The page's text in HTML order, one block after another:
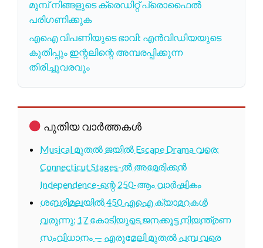
മുമ്പ് നിങ്ങളുടെ ക്രെഡിറ്റ് പ്രൊഫൈൽ
പരിഗണിക്കുക
എഐ വിപണിയുടെ ഭാവി: എൻവിഡിയയുടെ
കുതിപ്പും ഇന്റലിന്റെ അമ്പരപ്പിക്കുന്ന
തിരിച്ചുവരവും
പുതിയ വാർത്തകൾ
Musical മുതൽ ജയിൽ Escape Drama വരെ:
Connecticut Stages-ൽ അമേരിക്കൻ
Independence-ന്റെ 250-ആം വാർഷികം
ശബരിമലയിൽ 450 എഐ ക്യാമറകൾ
വരുന്നു; 17 കോടിയുടെ ജനക്കൂട്ട നിയന്ത്രണ
സംവിധാനം — എരുമേലി മുതൽ പമ്പ വരെ